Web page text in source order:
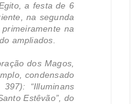
a festa de 6
na segunda
na
ampliados.
dos Magos,
condensado
“Illuminans
Estêvão”, do